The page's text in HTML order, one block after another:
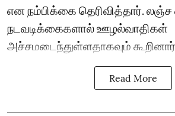
என நம்பிக்கை தெரிவித்தார். லஞ்ச
நடவடிக்கைகளால் ஊழல்வாதிகள்
அச்சமடைந்துள்ளதாகவும் கூறினார்.
Read More